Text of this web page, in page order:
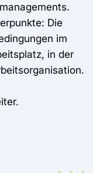
Die
im
in der